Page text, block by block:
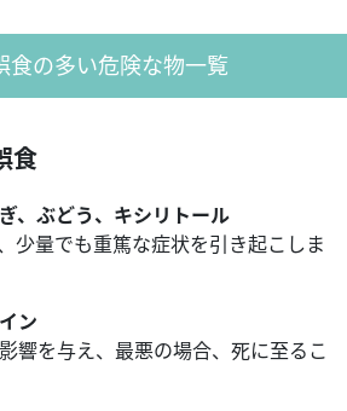
食の多い危険な物一覧
食
、ぶどう、キシリトール
少量でも重篤な症状を引き起こしま
ン
響を与え、最悪の場合、死に至るこ